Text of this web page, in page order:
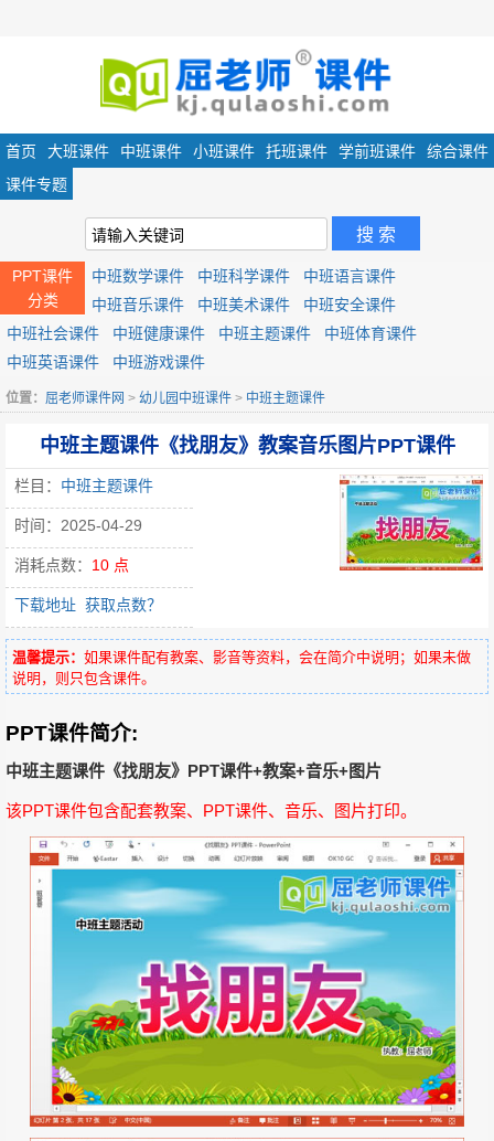
首页 大班课件 中班课件 小班课件 托班课件 学前班课件
综合课件
课件专题
PPT课件
分类
中班数学课件 中班科学课件
中班语言课件
中班音乐课件
中班美术课件
中班安全课件
中班社会课件
中班健康课件 中班主题课件
中班体育课件
中班英语课件
中班游戏课件
位置： 屈老师课件网 > 幼儿园中班课件 > 中班主题课件
中班主题课件《找朋友》教案音乐图片PPT课件
栏目： 中班主题课件
时间：2025-04-29
消耗点数： 10 点
下载地址 获取点数？
温馨提示： 如果课件配有教案、影音等资料，会在简介中说明；如果未做
说明，则只包含课件。
PPT课件简介:
中班主题课件《找朋友》PPT课件+教案+音乐+图片
该PPT课件包含配套教案、PPT课件、音乐、图片打印。